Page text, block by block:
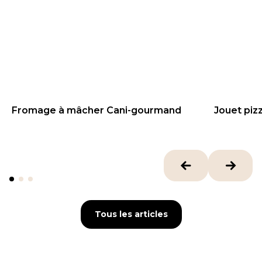
8.99€
Fromage à mâcher Cani-gourmand 16€
Jouet
Tous les articles
Tous les articles